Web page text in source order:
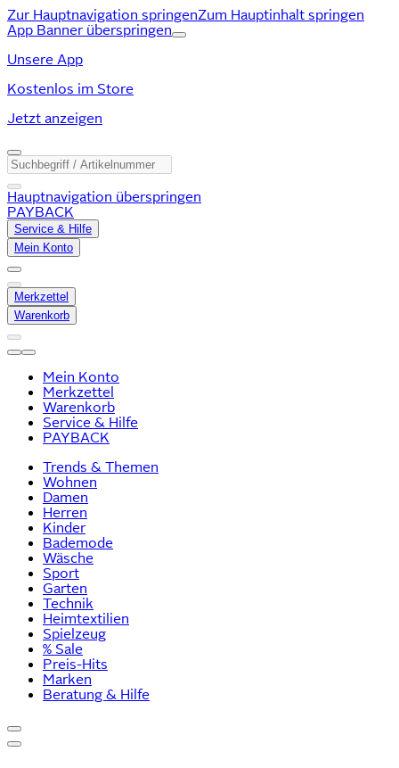
Zur Hauptnavigation springenZum Hauptinhalt springen
App Banner überspringen
Unsere App
Kostenlos im Store
Jetzt anzeigen
Hauptnavigation überspringen
PAYBACK
Service & Hilfe
Mein Konto
Merkzettel
Warenkorb
Mein Konto
Merkzettel
Warenkorb
Service & Hilfe
PAYBACK
Trends & Themen
Wohnen
Damen
Herren
Kinder
Bademode
Wäsche
Sport
Garten
Technik
Heimtextilien
Spielzeug
% Sale
Preis-Hits
Marken
Beratung & Hilfe